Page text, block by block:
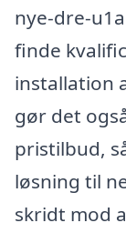
nye-dre-
finde
installation
gør det
pristilbud,
løsning til
skridt mod